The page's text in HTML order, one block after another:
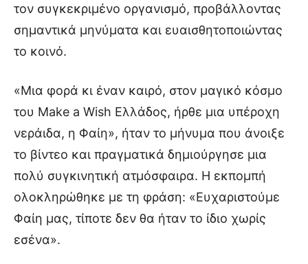
τον συγκεκριμένο οργανισμό, προβάλλοντας
σημαντικά μηνύματα και ευαισθητοποιώντας
το κοινό.
«Μια φορά κι έναν καιρό, στον μαγικό κόσμο
του Make a Wish Ελλάδος, ήρθε μια υπέροχη
νεράιδα, η Φαίη», ήταν το μήνυμα που άνοιξε
το βίντεο και πραγματικά δημιούργησε μια
πολύ συγκινητική ατμόσφαιρα. Η εκπομπή
ολοκληρώθηκε με τη φράση: «Ευχαριστούμε
Φαίη μας, τίποτε δεν θα ήταν το ίδιο χωρίς
εσένα».